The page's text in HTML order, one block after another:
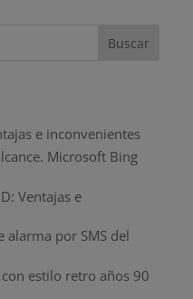
e inconvenientes
Microsoft Bing
Ventajas e
alarma por SMS del
estilo retro años 90